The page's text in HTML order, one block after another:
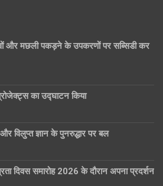
और मछली पकड़ने के उपकरणों पर सब्सिडी कर
का उद्घाटन किया
और विलुप्त ज्ञान के पुनरुद्धार पर बल
दिवस समारोह 2026 के दौरान अपना प्रदर्शन